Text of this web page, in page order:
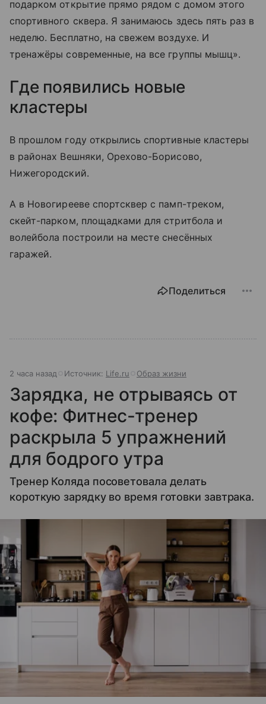
подарком открытие прямо рядом с домом этого
спортивного сквера. Я занимаюсь здесь пять раз в
неделю. Бесплатно, на свежем воздухе. И
тренажёры современные, на все группы мышц».
Где появились новые
кластеры
В прошлом году открылись спортивные кластеры
в районах Вешняки, Орехово-Борисово,
Нижегородский.
А в Новогирееве спортсквер с памп-треком,
скейт-парком, площадками для стритбола и
волейбола построили на месте снесённых
гаражей.
Поделиться
2 часа назад Источник: Life.ru Образ жизни
Зарядка, не отрываясь от
кофе: Фитнес-тренер
раскрыла 5 упражнений
для бодрого утра
Тренер Коляда посоветовала делать
короткую зарядку во время готовки завтрака.